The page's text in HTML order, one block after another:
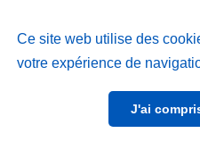
Ce site web utilise des
votre expérience de
J'ai